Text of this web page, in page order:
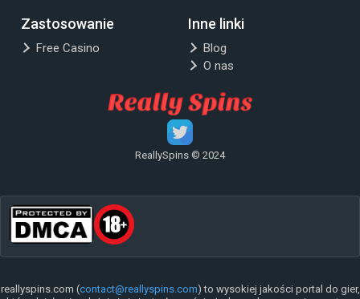
Zastosowanie
Free Casino
Inne linki
Blog
O nas
ReallySpins © 2024
reallyspins.com (contact@reallyspins.com) to wysokiej jakości portal do gier,